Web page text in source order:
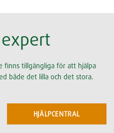
finns tillgängliga för att hjälpa
både det lilla och det stora.
HJÄLPCENTRAL